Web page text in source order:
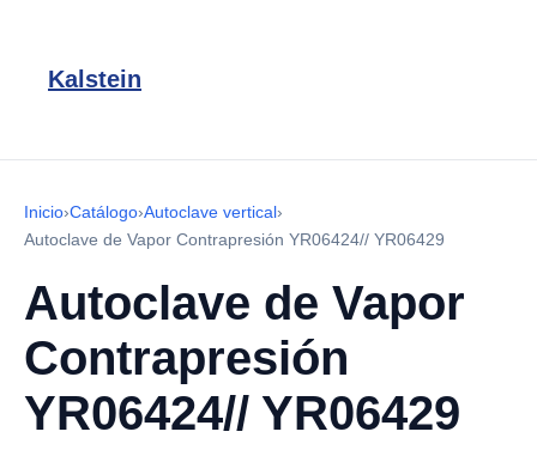
Kalstein
Inicio›Catálogo›Autoclave vertical›
Autoclave de Vapor Contrapresión YR06424// YR06429
Autoclave de Vapor
Contrapresión
YR06424// YR06429